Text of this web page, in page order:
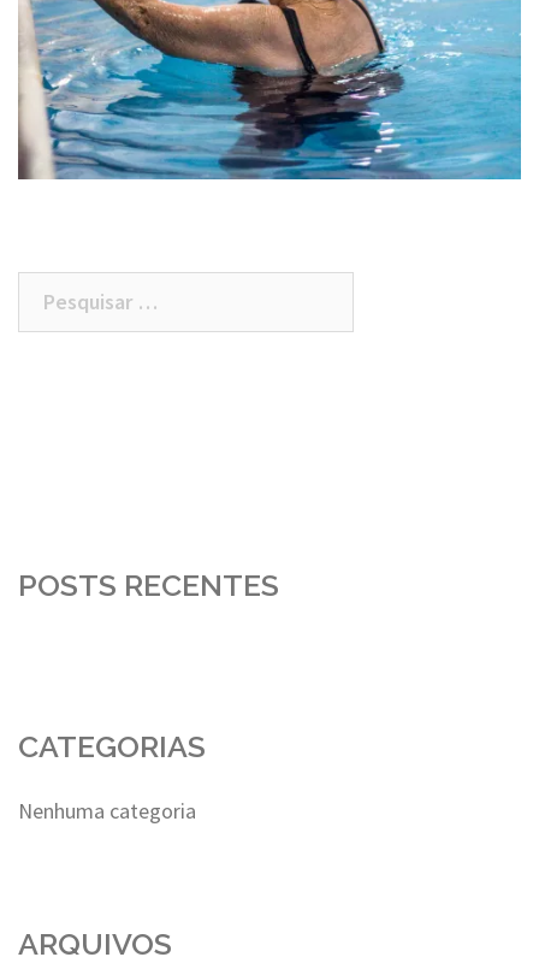
Pesquisar
por:
POSTS RECENTES
CATEGORIAS
Nenhuma categoria
ARQUIVOS